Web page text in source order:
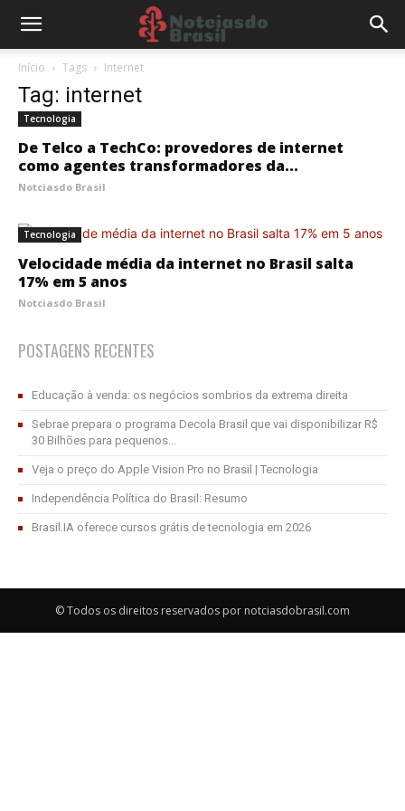
Início Tags Internet
Tag: internet
Tecnologia
De Telco a TechCo: provedores de internet
como agentes transformadores da...
Notciasdo Brasil
Tecnologia
Velocidade média da internet no Brasil salta
17% em 5 anos
Notciasdo Brasil
POSTAGENS RECENTES
Educação à venda: os negócios sombrios da extrema direita
Sebrae prepara o programa Decola Brasil que vai disponibilizar R$
30 Bilhões para pequenos...
Veja o preço do Apple Vision Pro no Brasil | Tecnologia
Independência Política do Brasil: Resumo
Brasil.IA oferece cursos grátis de tecnologia em 2026
© Todos os direitos reservados por notciasdobrasil.com